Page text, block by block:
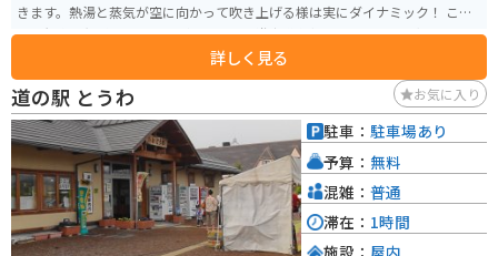
きます。熱湯と蒸気が空に向かって吹き上げる様は実にダイナミック！ ここ
の間欠泉は無料で見ることができます。遊歩道左側の窪みにある熱湯スポッ
トで温泉卵を作ることもできます。とても熱いので注意して作りましょう。
雪解けの時期は道がぬかるんでいて歩くのが大変なので、 乾燥して晴れの日
が続いた時期に行くことをオススメします。
詳しく見る
道の駅 とうわ お気に入り
駐車： 駐車場あり
予算： 無料
混雑： 普通
滞在： 1時間